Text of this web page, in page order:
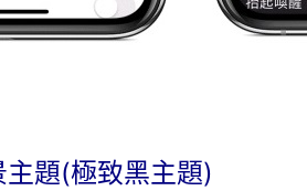
題(極致黑主題)